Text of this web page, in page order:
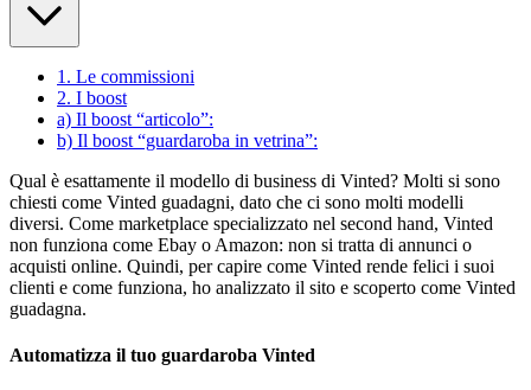
1. Le commissioni
2. I boost
a) Il boost “articolo”:
b) Il boost “guardaroba in vetrina”:
Qual è esattamente il modello di business di Vinted? Molti si sono
chiesti come Vinted guadagni, dato che ci sono molti modelli
diversi. Come marketplace specializzato nel second hand, Vinted
non funziona come Ebay o Amazon: non si tratta di annunci o
acquisti online. Quindi, per capire come Vinted rende felici i suoi
clienti e come funziona, ho analizzato il sito e scoperto come Vinted
guadagna.
Automatizza il tuo guardaroba Vinted